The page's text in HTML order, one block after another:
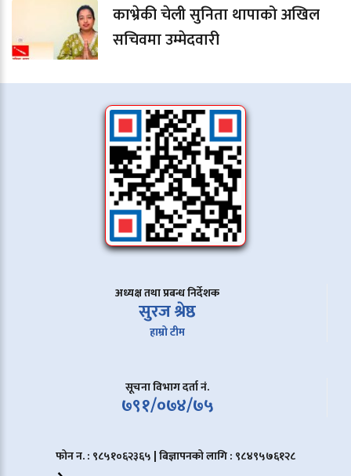
काभ्रेकी चेली सुनिता थापाको अखिल
सचिवमा उम्मेदवारी
अध्यक्ष तथा प्रबन्ध निर्देशक
सुरज श्रेष्ठ
हाम्रो टीम
सूचना विभाग दर्ता नं.
७९१/०७४/७५
फोन न. : ९८५१०६२३६५ | बिज्ञापनको लागि : ९८४९५७६१२८